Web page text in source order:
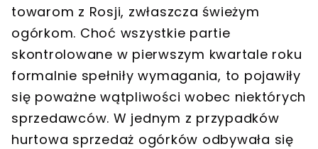
towarom z Rosji, zwłaszcza świeżym
ogórkom. Choć wszystkie partie
skontrolowane w pierwszym kwartale roku
formalnie spełniły wymagania, to pojawiły
się poważne wątpliwości wobec niektórych
sprzedawców. W jednym z przypadków
hurtowa sprzedaż ogórków odbywała się